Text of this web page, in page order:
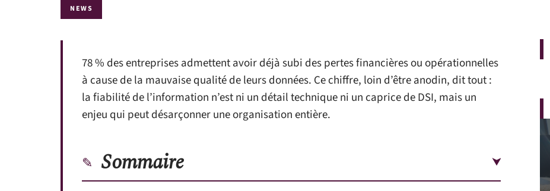
NEWS
78 % des entreprises admettent avoir déjà subi des pertes financières ou opérationnelles
à cause de la mauvaise qualité de leurs données. Ce chiffre, loin d’être anodin, dit tout :
la fiabilité de l’information n’est ni un détail technique ni un caprice de DSI, mais un
enjeu qui peut désarçonner une organisation entière.
Sommaire